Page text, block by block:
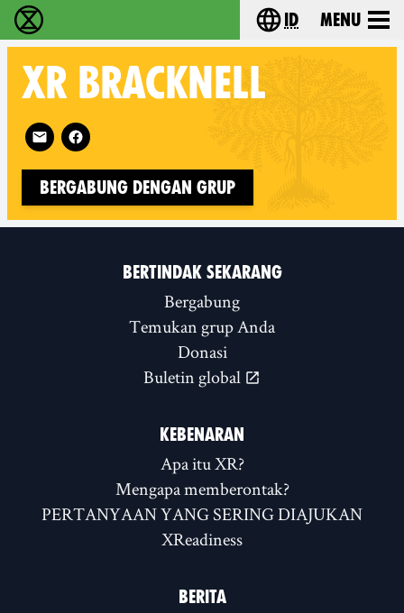
Extinction Rebellion (XR–Pemberontakan
Choose your
id Menu
XR BRACKNELL
Follow XR Bracknell on
Bergabung dengan Grup
BERTINDAK SEKARANG
Bergabung
Temukan grup Anda
Donasi
Buletin global
KEBENARAN
Apa itu XR?
Mengapa memberontak?
PERTANYAAN YANG SERING DIAJUKAN
XReadiness
BERITA